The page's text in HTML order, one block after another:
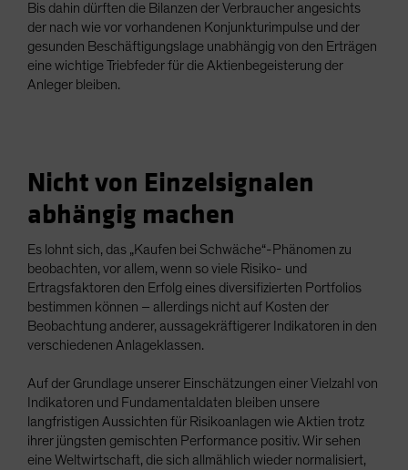
Bis dahin dürften die Bilanzen der Verbraucher angesichts
der nach wie vor vorhandenen Konjunkturimpulse und der
gesunden Beschäftigungslage unabhängig von den Erträgen
eine wichtige Triebfeder für die Aktienbegeisterung der
Anleger bleiben.
Nicht von Einzelsignalen
abhängig machen
Es lohnt sich, das „Kaufen bei Schwäche“-Phänomen zu
beobachten, vor allem, wenn so viele Risiko- und
Ertragsfaktoren den Erfolg eines diversifizierten Portfolios
bestimmen können – allerdings nicht auf Kosten der
Beobachtung anderer, aussagekräftigerer Indikatoren in den
verschiedenen Anlageklassen.
Auf der Grundlage unserer Einschätzungen einer Vielzahl von
Indikatoren und Fundamentaldaten bleiben unsere
langfristigen Aussichten für Risikoanlagen wie Aktien trotz
ihrer jüngsten gemischten Performance positiv. Wir sehen
eine Weltwirtschaft, die sich allmählich wieder normalisiert,